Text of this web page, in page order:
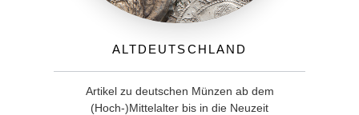
Altdeutschland
Artikel zu deutschen Münzen ab dem
(Hoch-)Mittelalter bis in die Neuzeit